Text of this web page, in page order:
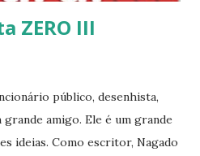
ZERO III
público, desenhista,
amigo. Ele é um grande
ideias. Como escritor, Nagado